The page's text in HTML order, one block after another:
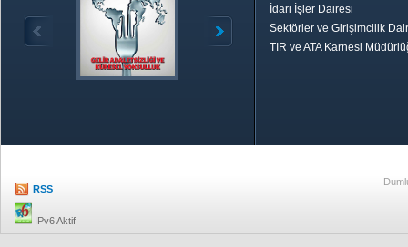
İdari İşler Dairesi
Sektörler ve Girişimcilik
TIR ve ATA Karnesi
RSS
IPv6 Aktif